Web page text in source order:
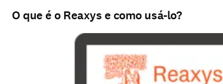
O que é o Reaxys e como usá-lo?